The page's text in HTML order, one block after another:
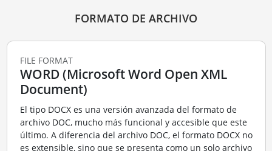
FORMATO DE ARCHIVO
FILE FORMAT
WORD (Microsoft Word Open XML
Document)
El tipo DOCX es una versión avanzada del formato de
archivo DOC, mucho más funcional y accesible que este
último. A diferencia del archivo DOC, el formato DOCX no
es extensible, sino que se presenta como un solo archivo